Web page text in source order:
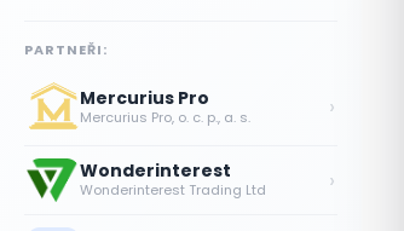
PARTNEŘI:
Mercurius Pro
Mercurius Pro, o. c. p., a. s. ›
Wonderinterest
Wonderinterest Trading Ltd ›